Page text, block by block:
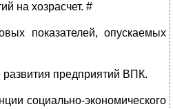
на хозрасчет. #
показателей, опускаемых
предприятий ВПК.
социально-экономического